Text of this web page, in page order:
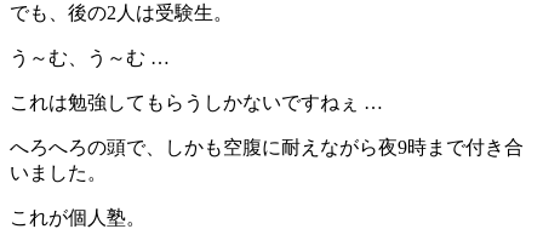
でも、後の2人は受験生。
う～む、う～む …
これは勉強してもらうしかないですねぇ …
へろへろの頭で、しかも空腹に耐えながら夜9時まで付き合
いました。
これが個人塾。